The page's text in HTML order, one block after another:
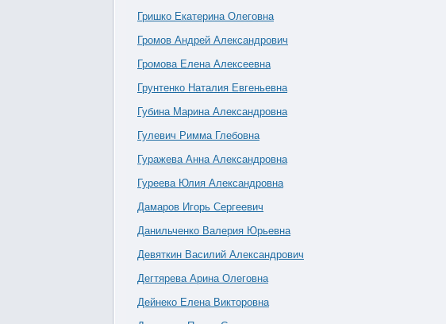
Гришко Екатерина Олеговна
Громов Андрей Александрович
Громова Елена Алексеевна
Грунтенко Наталия Евгеньевна
Губина Марина Александровна
Гулевич Римма Глебовна
Гуражева Анна Александровна
Гуреева Юлия Александровна
Дамаров Игорь Сергеевич
Данильченко Валерия Юрьевна
Девяткин Василий Александрович
Дегтярева Арина Олеговна
Дейнеко Елена Викторовна